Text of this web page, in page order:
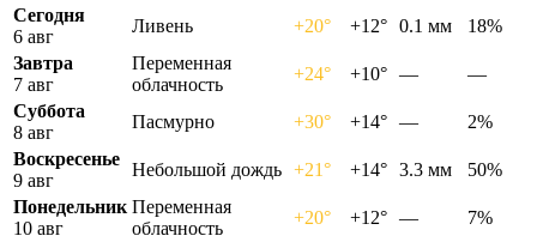
Сегодня
6 авг
Ливень +20° +12° 0.1 мм
18%
Завтра
7 авг
Переменная
облачность
+24° +10° —
—
Суббота
8 авг
Пасмурно +30° +14° —
2%
Воскресенье
9 авг
Небольшой дождь +21° +14° 3.3 мм
50%
Понедельник
10 авг
Переменная
облачность
+20° +12° —
7%